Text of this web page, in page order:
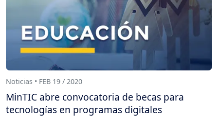
Noticias • FEB 19 / 2020
MinTIC abre convocatoria de becas para
tecnologías en programas digitales